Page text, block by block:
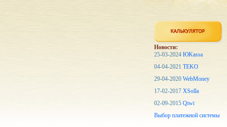
Новости:
25-03-2024 ЮKassa
04-04-2021 TEKO
29-04-2020 WebMoney
17-02-2017 XSolla
02-09-2015 Qiwi
Выбор платежной системы